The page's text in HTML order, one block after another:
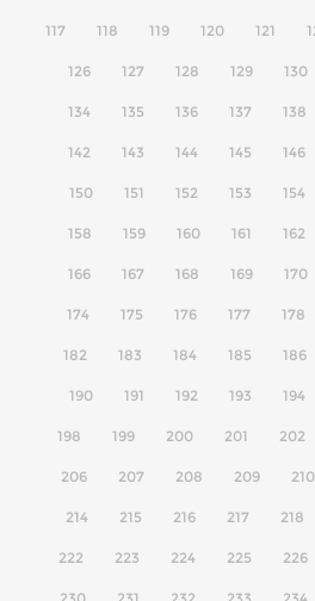
117 118 119 120 121
126 127 128 129 130
134 135 136 137 138
142 143 144 145 146
150 151 152 153 154
158 159 160 161 162
166 167 168 169 170
174 175 176 177 178
182 183 184 185 186
190 191 192 193 194
198 199 200 201 202
206 207 208 209 210
214 215 216 217 218
222 223 224 225 226